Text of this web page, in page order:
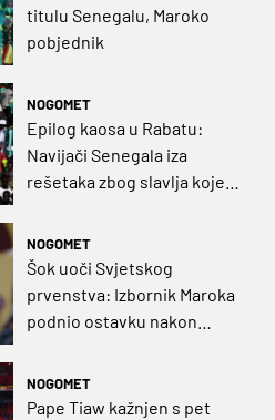
titulu Senegalu, Maroko
pobjednik
NOGOMET
Epilog kaosa u Rabatu:
Navijači Senegala iza
rešetaka zbog slavlja koje
NOGOMET
Šok uoči Svjetskog
prvenstva: Izbornik Maroka
podnio ostavku nakon
NOGOMET
Pape Tiaw kažnjen s pet